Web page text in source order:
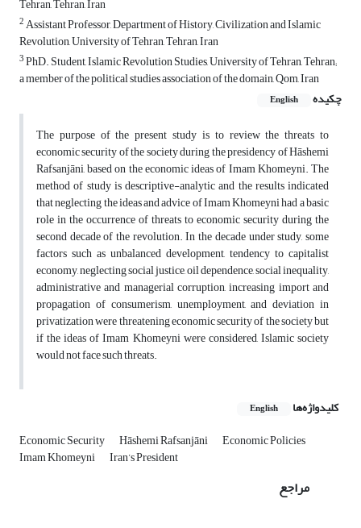
Tehran, Tehran, Iran
2Assistant Professor, Department of History, Civilization and Islamic
Revolution, University of Tehran, Tehran, Iran
3PhD. Student, Islamic Revolution Studies, University of Tehran, Tehran;
a member of the political studies association of the domain, Qom, Iran
چکیده
English
The purpose of the present study is to review the threats to
economic security of the society during the presidency ofHāshemi
Rafsanjāni, based on the economic ideas of Imam Khomeyni. The
method of study is descriptive-analytic and the results indicated
that neglecting the ideas and advice of Imam Khomeyni had a basic
role in the occurrence of threats to economic security during the
second decade of the revolution. In the decade under study, some
factors such as unbalanced development, tendency to capitalist
economy, neglecting social justice, oil dependence, social inequality,
administrative and managerial corruption, increasing import and
propagation of consumerism, unemployment, and deviation in
privatization were threatening economic security of the society but
if the ideas of Imam Khomeyni were considered, Islamic society
would not face such threats.
کلیدواژه‌ها English
Economic Security Hāshemi Rafsanjāni Economic Policies
Imam Khomeyni Iran’s President
مراجع